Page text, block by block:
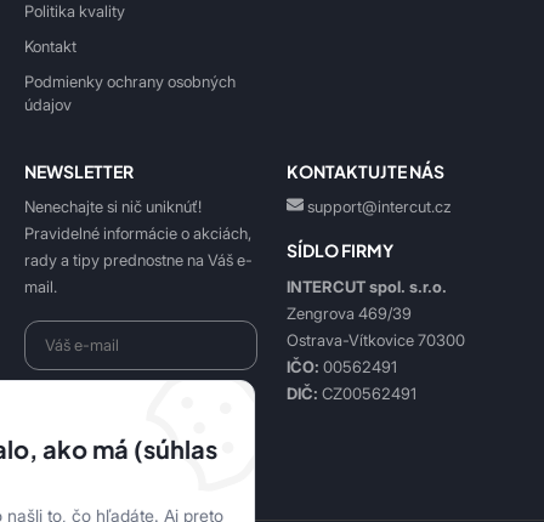
Politika kvality
Kontakt
Podmienky ochrany osobných
údajov
NEWSLETTER
Nenechajte si nič uniknúť!
Pravidelné informácie o akciách,
rady a tipy prednostne na Váš e-
mail.
Prihlásiť sa k odberu
KONTAKTUJTE NÁS
support@intercut.cz
SÍDLO FIRMY
INTERCUT spol. s.r.o.
Zengrova 469/39
Ostrava-Vítkovice 70300
IČO: 00562491
DIČ: CZ00562491
ako má (súhlas
to, čo hľadáte. Aj preto